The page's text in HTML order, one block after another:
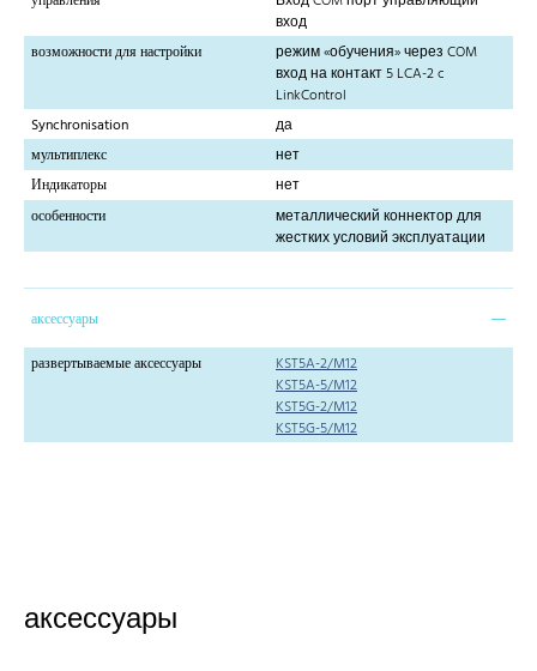
вход
возможности для настройки
режим «обучения» через COM
вход на контакт 5 LCA-2 c
LinkControl
Synchronisation
да
мультиплекс
нет
Индикаторы
нет
особенности
металлический коннектор для
жестких условий эксплуатации
аксессуары
развертываемые аксессуары
KST5A-2/M12
KST5A-5/M12
KST5G-2/M12
KST5G-5/M12
аксессуары